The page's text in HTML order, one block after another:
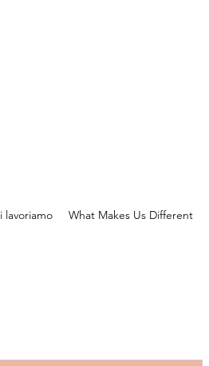
lavoriamo What Makes Us Different